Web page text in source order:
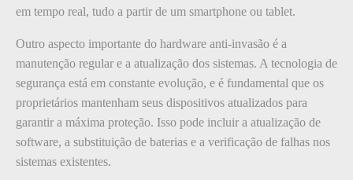
em tempo real, tudo a partir de um smartphone ou tablet.
Outro aspecto importante do hardware anti-invasão é a
manutenção regular e a atualização dos sistemas. A tecnologia de
segurança está em constante evolução, e é fundamental que os
proprietários mantenham seus dispositivos atualizados para
garantir a máxima proteção. Isso pode incluir a atualização de
software, a substituição de baterias e a verificação de falhas nos
sistemas existentes.